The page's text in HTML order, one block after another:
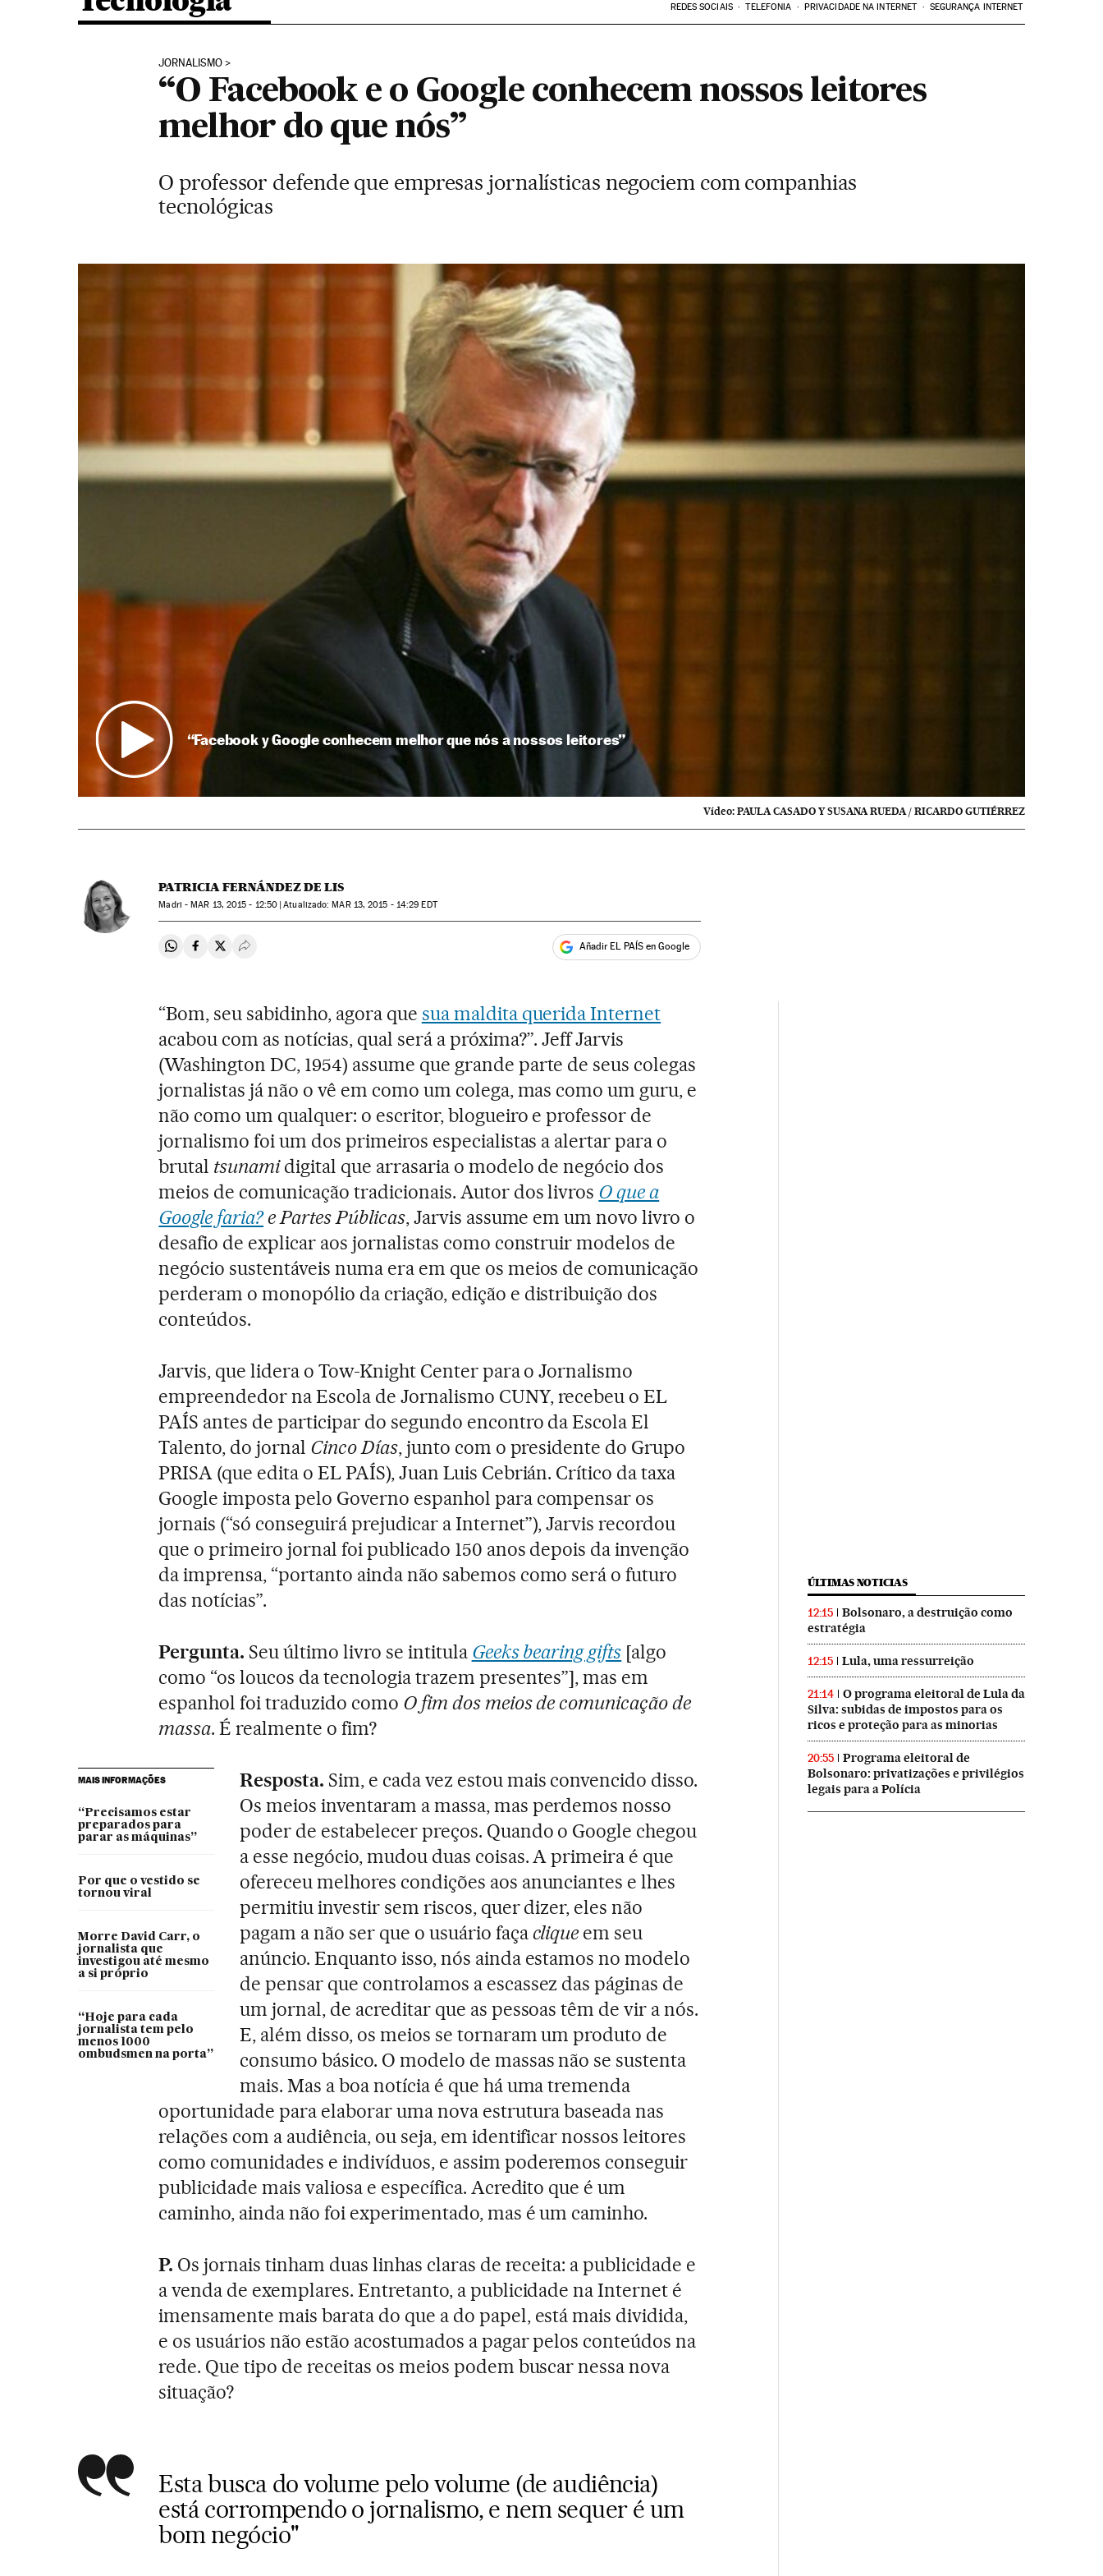
REDES SOCIAIS TELEFONIA PRIVACIDADE NA INTERNET SEGURANÇA INTERNET
JORNALISMO
“O Facebook e o Google conhecem nossos leitores
melhor do que nós”
O professor defende que empresas jornalísticas negociem com companhias
tecnológicas
“Facebook y Google conhecem melhor que nós a nossos leitores”
Vídeo: PAULA CASADO Y SUSANA RUEDA / RICARDO GUTIÉRREZ
PATRICIA FERNÁNDEZ DE LIS
Madri -MAR 13, 2015 - 12:50 atualizado: MAR13, 2015 - 14:29 EDT
Compartir en Whatsapp
Compartir en Facebook
Compartir en Twitter
Desplegar Redes Sociales Añadir EL PAÍS en Google
“Bom, seu sabidinho, agora que sua maldita querida Internet
acabou com as notícias, qual será a próxima?”. Jeff Jarvis
(Washington DC, 1954) assume que grande parte de seus colegas
jornalistas já não o vê em como um colega, mas como um guru, e
não como um qualquer: o escritor, blogueiro e professor de
jornalismo foi um dos primeiros especialistas a alertar para o
brutal tsunamidigital que arrasaria o modelo de negócio dos
meios de comunicação tradicionais. Autor dos livros O que a
Google faria?e Partes Públicas, Jarvis assume em um novo livro o
desafio de explicar aos jornalistas como construir modelos de
negócio sustentáveis numa era em que os meios de comunicação
perderam o monopólio da criação, edição e distribuição dos
conteúdos.
Jarvis, que lidera o Tow-Knight Center para o Jornalismo
empreendedor na Escola de Jornalismo CUNY, recebeu o EL
PAÍS antes de participar do segundo encontro da Escola El
Talento, do jornal Cinco Días, junto com o presidente do Grupo
PRISA (que edita o EL PAÍS), Juan Luis Cebrián. Crítico da taxa
Google imposta pelo Governo espanhol para compensar os
jornais (“só conseguirá prejudicar a Internet”), Jarvis recordou
que o primeiro jornal foi publicado 150 anos depois da invenção
da imprensa, “portanto ainda não sabemos como será o futuro
das notícias”.
Pergunta. Seu último livro se intitula Geeks bearing gifts [algo
como “os loucos da tecnologia trazem presentes”], mas em
espanhol foi traduzido como O fim dos meios de comunicação de
massa. É realmente o fim?
MAIS INFORMAÇÕES
“Precisamos estar
preparados para
parar as máquinas”
Por que o vestido se
tornou viral
Morre David Carr, o
jornalista que
investigou até mesmo
a si próprio
“Hoje para cada
jornalista tem pelo
menos 1000
ombudsmen na porta”
Resposta. Sim, e cada vez estou mais convencido disso.
Os meios inventaram a massa, mas perdemos nosso
poder de estabelecer preços. Quando o Google chegou
a esse negócio, mudou duas coisas. A primeira é que
ofereceu melhores condições aos anunciantes e lhes
permitiu investir sem riscos, quer dizer, eles não
pagam a não ser que o usuário faça cliqueem seu
anúncio. Enquanto isso, nós ainda estamos no modelo
de pensar que controlamos a escassez das páginas de
um jornal, de acreditar que as pessoas têm de vir a nós.
E, além disso, os meios se tornaram um produto de
consumo básico. O modelo de massas não se sustenta
mais. Mas a boa notícia é que há uma tremenda
oportunidade para elaborar uma nova estrutura baseada nas
relações com a audiência, ou seja, em identificar nossos leitores
como comunidades e indivíduos, e assim poderemos conseguir
publicidade mais valiosa e específica. Acredito que é um
caminho, ainda não foi experimentado, mas é um caminho.
P. Os jornais tinham duas linhas claras de receita: a publicidade e
a venda de exemplares. Entretanto, a publicidade na Internet é
imensamente mais barata do que a do papel, está mais dividida,
e os usuários não estão acostumados a pagar pelos conteúdos na
rede. Que tipo de receitas os meios podem buscar nessa nova
situação?
Esta busca do volume pelo volume (de audiência)
está corrompendo o jornalismo, e nem sequer é um
bom negócio"
ÚLTIMAS NOTICIAS
12:15
Bolsonaro, a destruição como
estratégia
12:15 Lula, uma ressurreição
21:14
O programa eleitoral de Lula da
Silva: subidas de impostos para os
ricos e proteção para as minorias
20:55
Programa eleitoral de
Bolsonaro: privatizações e privilégios
legais para a Polícia